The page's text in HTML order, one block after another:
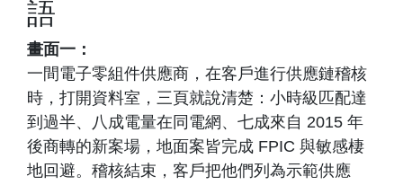
語
畫面一：
一間電子零組件供應商，在客戶進行供應鏈稽核
時，打開資料室，三頁就說清楚：小時級匹配達
到過半、八成電量在同電網、七成來自 2015 年
後商轉的新案場，地面案皆完成 FPIC 與敏感棲
地回避。稽核結束，客戶把他們列為示範供應